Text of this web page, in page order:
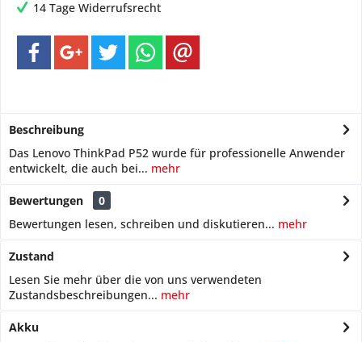
14 Tage Widerrufsrecht
Beschreibung
Das Lenovo ThinkPad P52 wurde für professionelle Anwender
entwickelt, die auch bei... mehr
Bewertungen
0
Bewertungen lesen, schreiben und diskutieren... mehr
Zustand
Lesen Sie mehr über die von uns verwendeten
Zustandsbeschreibungen... mehr
Akku